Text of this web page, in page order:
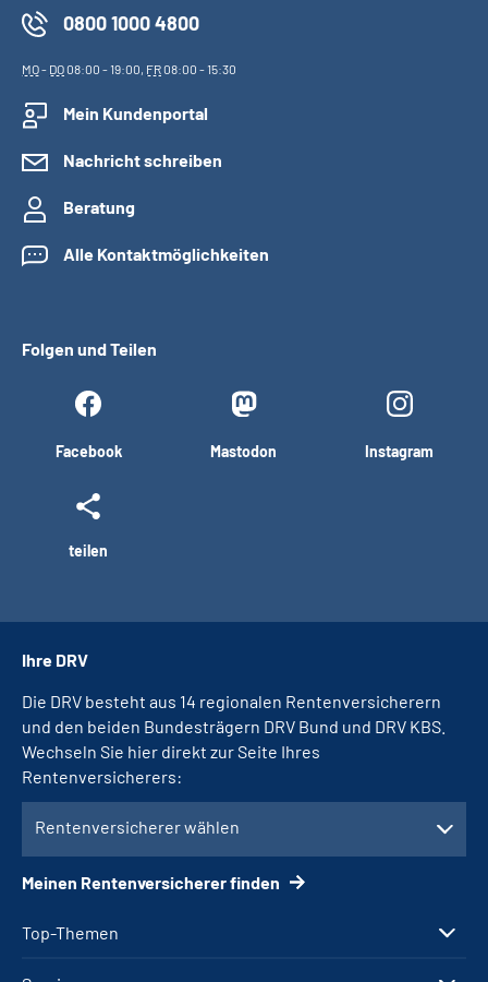
0800 1000 4800
MO- DO08:00 - 19:00, FR08:00 - 15:30
Mein Kundenportal
Nachricht schreiben
Beratung
Alle Kontaktmöglichkeiten
Folgen und Teilen
Facebook Mastodon Instagram
teilen
Top-Themen
Ihre DRV
Die DRV besteht aus 14 regionalen Rentenversicherern
und den beiden Bundesträgern DRV Bund und DRV KBS.
Wechseln Sie hier direkt zur Seite Ihres
Rentenversicherers:
Rentenversicherer wählen
Meinen Rentenversicherer finden